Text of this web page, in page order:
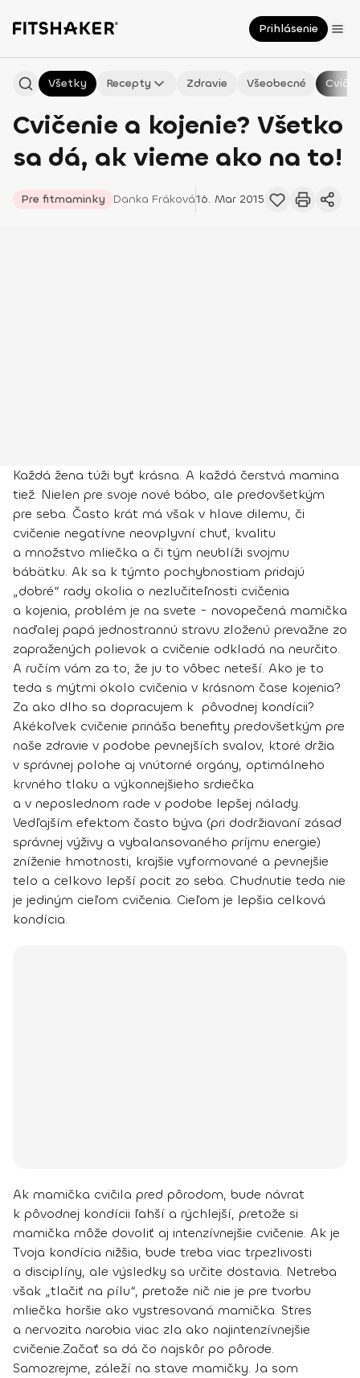
Prihlásenie
Všetky Recepty Zdravie Všeobecné
Cvičenie a kojenie? Všetko
sa dá, ak vieme ako na to!
Pre fitmaminky Danka Fráková16. Mar 2015
Každá žena túži byť krásna. A každá čerstvá mamina
tiež. Nielen pre svoje nové bábo, ale predovšetkým
pre seba. Často krát má však v hlave dilemu, či
cvičenie negatívne neovplyvní chuť, kvalitu
a množstvo mliečka a či tým neublíži svojmu
bábätku. Ak sa k týmto pochybnostiam pridajú
„dobré“ rady okolia o nezlučiteľnosti cvičenia
a kojenia, problém je na svete - novopečená mamička
naďalej papá jednostrannú stravu zloženú prevažne zo
zapražených polievok a cvičenie odkladá na neurčito.
A ručím vám za to, že ju to vôbec neteší. Ako je to
teda s mýtmi okolo cvičenia v krásnom čase kojenia?
Za ako dlho sa dopracujem k pôvodnej kondícii?
Akékoľvek cvičenie prináša benefity predovšetkým pre
naše zdravie v podobe pevnejších svalov, ktoré držia
v správnej polohe aj vnútorné orgány, optimálneho
krvného tlaku a výkonnejšieho srdiečka
a v neposlednom rade v podobe lepšej nálady.
Vedľajším efektom často býva (pri dodržiavaní zásad
správnej výživy a vybalansovaného príjmu energie)
zníženie hmotnosti, krajšie vyformované a pevnejšie
telo a celkovo lepší pocit zo seba. Chudnutie teda nie
je jediným cieľom cvičenia. Cieľom je lepšia celková
kondícia.
Ak mamička cvičila pred pôrodom, bude návrat
k pôvodnej kondícii ľahší a rýchlejší, pretože si
mamička môže dovoliť aj intenzívnejšie cvičenie. Ak je
Tvoja kondícia nižšia, bude treba viac trpezlivosti
a disciplíny, ale výsledky sa určite dostavia. Netreba
však „tlačiť na pílu“, pretože nič nie je pre tvorbu
mliečka horšie ako vystresovaná mamička. Stres
a nervozita narobia viac zla ako najintenzívnejšie
cvičenie.Začať sa dá čo najskôr po pôrode.
Samozrejme, záleží na stave mamičky. Ja som